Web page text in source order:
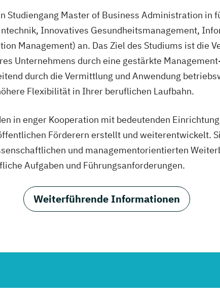
Studiengang Master of Business Administration in
Innovatives Gesundheitsmanagement,
Management) an. Das Ziel des Studiums ist die
Unternehmens durch eine gestärkte
durch die Vermittlung und Anwendung
Flexibilität in Ihrer beruflichen Laufbahn.
in enger Kooperation mit bedeutenden
Förderern erstellt und weiterentwickelt.
und managementorientierten
Aufgaben und Führungsanforderungen.
Weiterführende Informationen